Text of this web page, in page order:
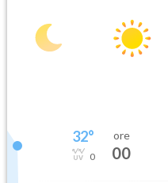
32°
0
ore
00